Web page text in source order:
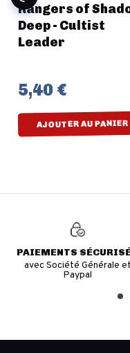
Rangers of
Deep - Cultist
Leader
5,40 €
AJOUTER AU PANIER
PAIEMENTS
avec Société Générale et
Paypal